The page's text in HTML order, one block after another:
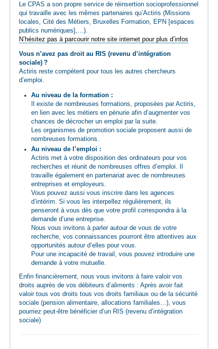
Le CPAS a son propre service de réinsertion socioprofessionnel
qui travaille avec les mêmes partenaires qu’Actiris (Missions
locales, Cité des Métiers, Bruxelles Formation, EPN [espaces
publics numériques],…).
N’hésitez pas à parcourir notre site internet pour plus d’infos
Vous n’avez pas droit au RIS (revenu d’intégration
sociale) ?
Actiris reste compétent pour tous les autres chercheurs
d’emploi.
Au niveau de la formation :
Il existe de nombreuses formations, proposées par Actiris,
en lien avec les métiers en pénurie afin d’augmenter vos
chances de décrocher un emploi par la suite.
Les organismes de promotion sociale proposent aussi de
nombreuses formations.
Au niveau de l’emploi :
Actiris met à votre disposition des ordinateurs pour vos
recherches et réunit de nombreuses offres d’emploi. Il
travaille également en partenariat avec de nombreuses
entreprises et employeurs.
Vous pouvez aussi vous inscrire dans les agences
d’intérim. Si vous les interpellez régulièrement, ils
penseront à vous dès que votre profil correspondra à la
demande d’une entreprise.
Nous vous invitons à parler autour de vous de votre
recherche, vos connaissances pourront être attentives aux
opportunités autour d’elles pour vous.
​Pour une incapacité de travail, vous pouvez introduire une
demande à votre mutuelle.
Enfin financièrement, nous vous invitons à faire valoir vos
droits auprès de vos débiteurs d’aliments : Après avoir fait
valoir tous vos droits tous vos droits familiaux ou de la sécurité
sociale (pension alimentaire, allocations familiales…), vous
pourriez peut-être bénéficier d’un RIS (revenu d’intégration
sociale)